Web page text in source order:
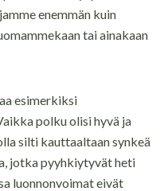
enemmän kuin
tai ainakaan
esimerkiksi
polku olisi hyvä ja
silti kauttaaltaan synkeä
jotka pyyhkiytyvät heti
luonnonvoimat eivät